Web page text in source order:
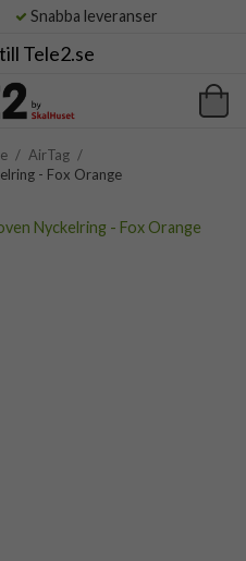
Snabba leveranser
Tele2.se
/ AirTag /
- Fox Orange